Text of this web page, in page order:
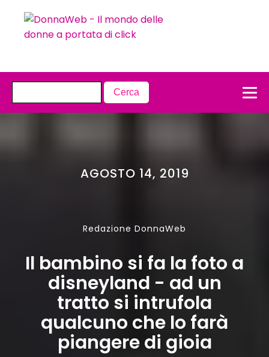
AGOSTO 14, 2019
Redazione DonnaWeb
Il bambino si fa la foto a
disneyland - ad un
tratto si intrufola
qualcuno che lo farà
piangere di gioia